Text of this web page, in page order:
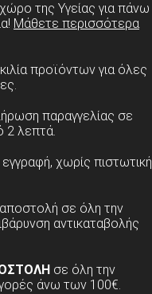
της Υγείας για πάνω
Μάθετε περισσότερα
προϊόντων για όλες
παραγγελίας σε
2 λεπτά.
χωρίς πιστωτική
σε όλη την
αντικαταβολής
σε όλη την
άνω των 100€.